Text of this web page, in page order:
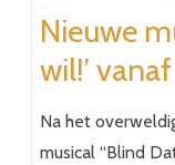
Nieuwe
wil!’
Na het
musical “Blind